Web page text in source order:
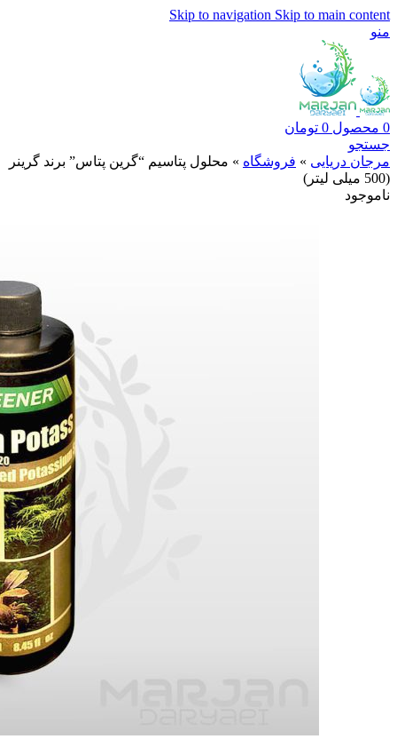
Skip to navigation Skip to main content
منو
0 محصول 0 تومان
جستجو
مرجان دریایی » فروشگاه » محلول پتاسیم “گرین پتاس” برند گرینر
(500 میلی لیتر)
ناموجود